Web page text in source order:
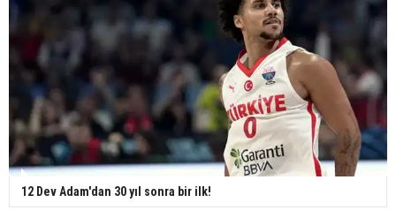
12 Dev Adam'dan 30 yıl sonra bir ilk!